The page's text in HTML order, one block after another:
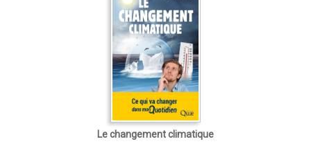
Le changement climatique